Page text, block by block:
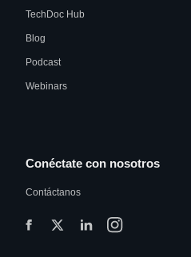
TechDoc Hub
Blog
Podcast
Webinars
Conéctate con nosotros
Contáctanos